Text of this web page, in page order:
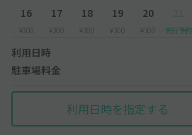
16
¥300
17
¥300
18
¥300
19
¥300
20
¥300 先行予約
利用日時
駐車場料金
利用日時を指定する